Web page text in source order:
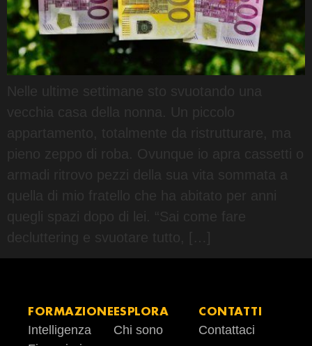
Nelle ultime settimane sto svuotando una
vecchia casa della nonna. Un piccolo
appartamento, totalmente da ristrutturare, ma
pieno zeppo di roba. Ovunque io apra cassetti o
armadi ritrovo pezzi della sua vita sommata a
quegli spazi dopo di lei. “Sai come fare
decluttering e svuotare tutto, […]
FORMAZIONE
Intelligenza
ESPLORA
Chi sono
CONTATTI
Contattaci